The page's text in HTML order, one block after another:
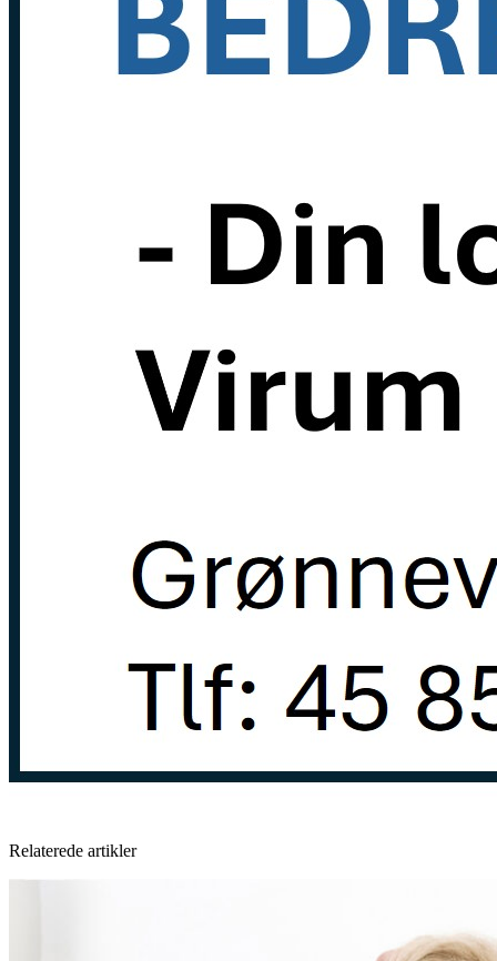
Relaterede artikler